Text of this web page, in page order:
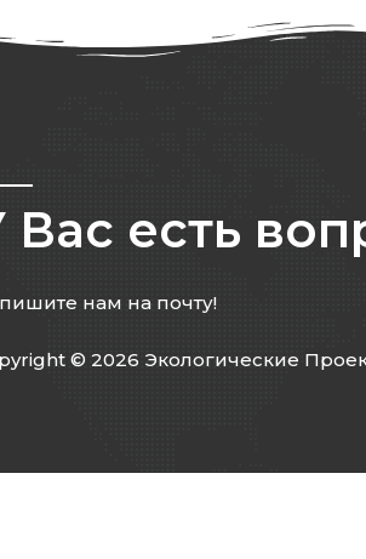
Вас есть
нам на почту!
© 2026 Экологические